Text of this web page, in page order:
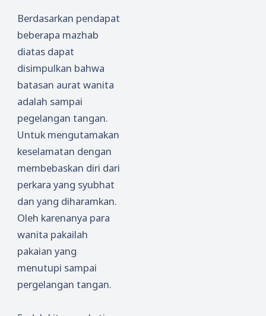
Berdasarkan pendapat
beberapa mazhab
diatas dapat
disimpulkan bahwa
batasan aurat wanita
adalah sampai
pegelangan tangan.
Untuk mengutamakan
keselamatan dengan
membebaskan diri dari
perkara yang syubhat
dan yang diharamkan.
Oleh karenanya para
wanita pakailah
pakaian yang
menutupi sampai
pergelangan tangan.